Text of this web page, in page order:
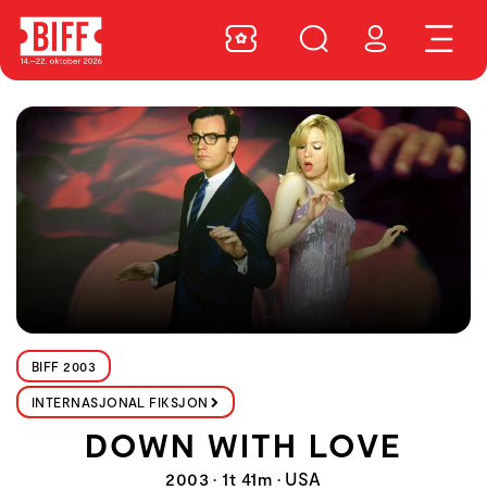
BIFF 2003
INTERNASJONAL FIKSJON
DOWN WITH LOVE
2003 • 1t 41m • USA